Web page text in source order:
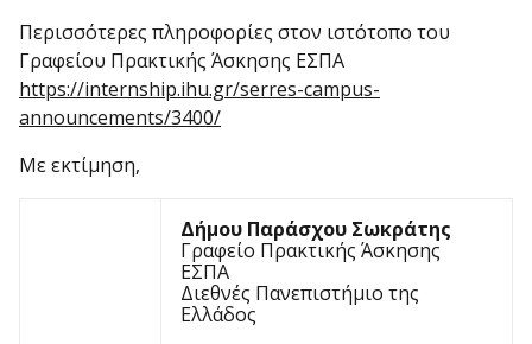
Περισσότερες πληροφορίες στον ιστότοπο του
Γραφείου Πρακτικής Άσκησης ΕΣΠΑ
https://internship.ihu.gr/serres-campus-
announcements/3400/
Με εκτίμηση,
Δήμου Παράσχου Σωκράτης
Γραφείο Πρακτικής Άσκησης
ΕΣΠΑ
Διεθνές Πανεπιστήμιο της
Ελλάδος